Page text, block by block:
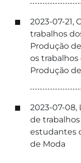
2023-07-21,
trabalhos
Produção
os
Produção
2023-07-08,
de
estudantes
de Moda